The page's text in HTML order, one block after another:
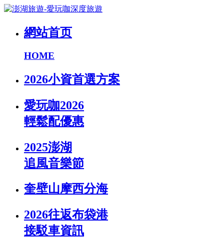
網站首页
HOME
2026小資首選方案
愛玩咖2026
輕鬆配優惠
2025澎湖
追風音樂節
奎壁山摩西分海
2026往返布袋港
接駁車資訊